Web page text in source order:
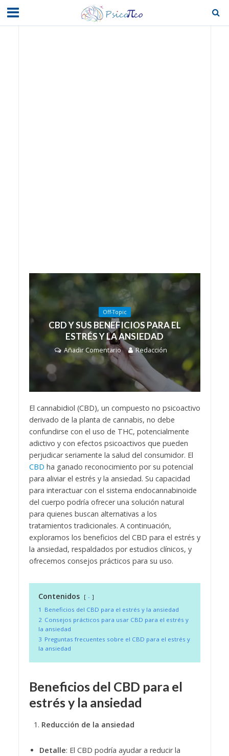
Off-Topic
CBD Y SUS BENEFICIOS PARA EL
ESTRÉS Y LA ANSIEDAD
Añadir Comentario Redacción
El cannabidiol (CBD), un compuesto no psicoactivo
derivado de la planta de cannabis, no debe
confundirse con el uso de THC, potencialmente
adictivo y con efectos psicoactivos que pueden
perjudicar seriamente la salud del consumidor. El
CBD ha ganado reconocimiento por su potencial
para aliviar el estrés y la ansiedad. Su capacidad
para interactuar con el sistema endocannabinoide
del cuerpo podría ofrecer una solución natural
para quienes buscan alternativas a los
tratamientos tradicionales. A continuación,
exploramos los beneficios del CBD para el estrés y
la ansiedad, respaldados por estudios clínicos, y
ofrecemos consejos prácticos para su uso.
Contenidos
-
1 Beneficios del CBD para el estrés y la ansiedad
2 Consejos prácticos para usar CBD para el estrés y
la ansiedad
3 Preguntas frecuentes sobre el CBD para el estrés y
la ansiedad
Beneficios del CBD para el
estrés y la ansiedad
Reducción de la ansiedad
Detalle: El CBD podría ayudar a reducir la